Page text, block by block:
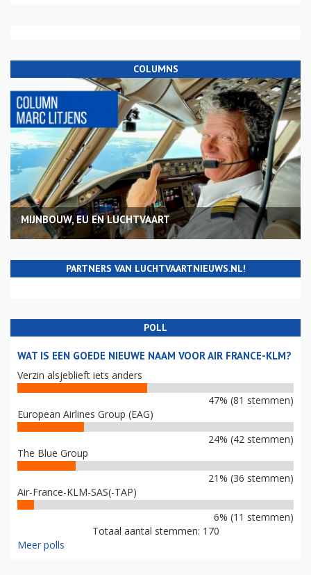
COLUMNS
MIJNBOUW, EU EN LUCHTVAART
PARTNERS VAN LUCHTVAARTNIEUWS.NL!
POLL
WAT IS EEN GOEDE NIEUWE NAAM VOOR AIR FRANCE-KLM?
Verzin alsjeblieft iets anders
47% (81 stemmen)
European Airlines Group (EAG)
24% (42 stemmen)
The Blue Group
21% (36 stemmen)
Air-France-KLM-SAS(-TAP)
6% (11 stemmen)
Totaal aantal stemmen: 170
Meer polls